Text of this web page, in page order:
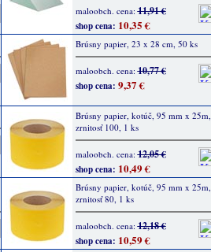
maloobch. cena:11,91 €
shop cena: 10,35 €
Brúsny papier, 23 x 28 cm, 50 ks
maloobch. cena:10,77 €
shop cena: 9,37 €
Brúsny papier, kotúč, 95 mm x 25m,
zrnitosť 100, 1 ks
maloobch. cena:12,05 €
shop cena: 10,49 €
Brúsny papier, kotúč, 95 mm x 25m,
zrnitosť 80, 1 ks
maloobch. cena:12,18 €
shop cena: 10,59 €